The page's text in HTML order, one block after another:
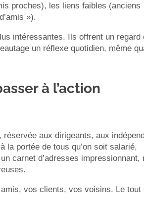
proches), les liens faibles (anciens
»).
intéressantes. Ils offrent un regard
un réflexe quotidien, même
à l’action
aux dirigeants, aux
la portée de tous qu’on soit salarié,
carnet d’adresses impressionnant,
vos clients, vos voisins. Le tout